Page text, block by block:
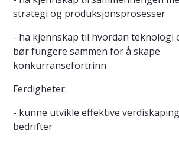
strategi og produksjonsprosesser
- ha kjennskap til hvordan teknologi
bør fungere sammen for å skape
konkurransefortrinn
Ferdigheter:
- kunne utvikle effektive
bedrifter